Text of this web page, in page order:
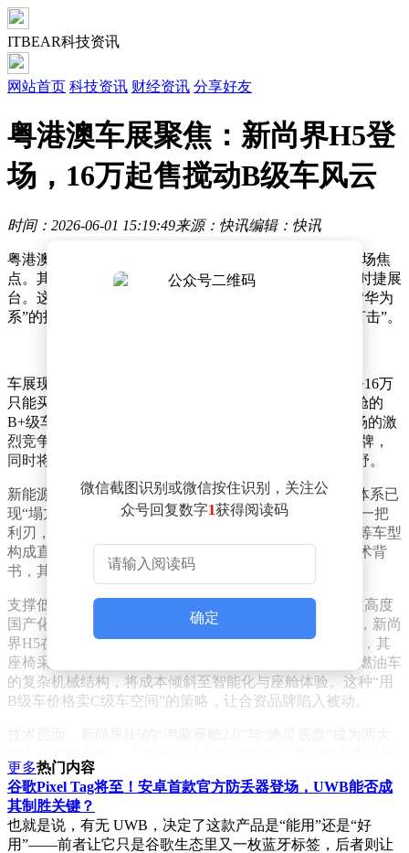
ITBEAR科技资讯
网站首页 科技资讯 财经资讯 分享好友
粤港澳车展聚焦：新尚界H5登
场，16万起售搅动B级车风云
时间：2026-06-01 15:19:49来源：快讯编辑：快讯
粤港澳大湾区车展上，一款名为新尚界H5的新车成为全场焦
点。其展台前人群密集，围观热度甚至超越了邻近的保时捷展
台。这款车的核心悬念在于其16万元的预售起价，配合“华为
系”的技术光环，被视为对传统合资B级车市场的“降维打击”。
车展现场，一位从业20年的汽车行业人士评价道：“过去16万
只能买到合资A级车的高配，如今却能拥有搭载鸿蒙座舱的
B+级车。”这种价格与价值的错位，源于新能源汽车市场的激
烈竞争。新尚界H5的定价策略直指“两田一众”等合资品牌，
同时将小米SU7、深蓝、启源等新能源车型纳入竞争视野。
新能源渗透率突破50%的背景下，传统合资品牌的价格体系已
现“塌方”。新尚界H5选择此时入场，16万元的定价如同一把
利刃，既吸引消费者关注，又对凯美瑞、雅阁、帕萨特等车型
构成直接威胁。若最终起售价低于16万元，叠加华为技术背
书，其市场冲击力将难以估量。
支撑低价策略的，是“华为+车企”的深度合作模式。通过高度
国产化的供应链整合，以及核心芯片、智驾系统的自研，新尚
界H5在成本控制上展现出强大竞争力。车展工程师透露，其
座椅采用与百万级豪车同供应商的皮质，同时简化传统燃油车
的复杂机械结构，将成本倾斜至智能化与座舱体验。这种“用
B级车价格卖C级车空间”的策略，让合资品牌陷入被动。
车机的无缝流转。用户可直接在车机上刷抖音、聊微信、玩
《原神》，且共享手机流量。其语音助手支持“可见即可说”，
在嘈杂环境中仍能精准执行调空调、开座椅通风等指令，响应
速度与流畅度超越多数竞品。
微信截图识别或微信按住识别，关注公
众号回复数字1获得阅读码
确定
更多热门内容
谷歌Pixel Tag将至！安卓首款官方防丢器登场，UWB能否成
其制胜关键？
也就是说，有无 UWB，决定了这款产品是“能用”还是“好
用”——前者让它只是谷歌生态里又一枚蓝牙标签，后者则让